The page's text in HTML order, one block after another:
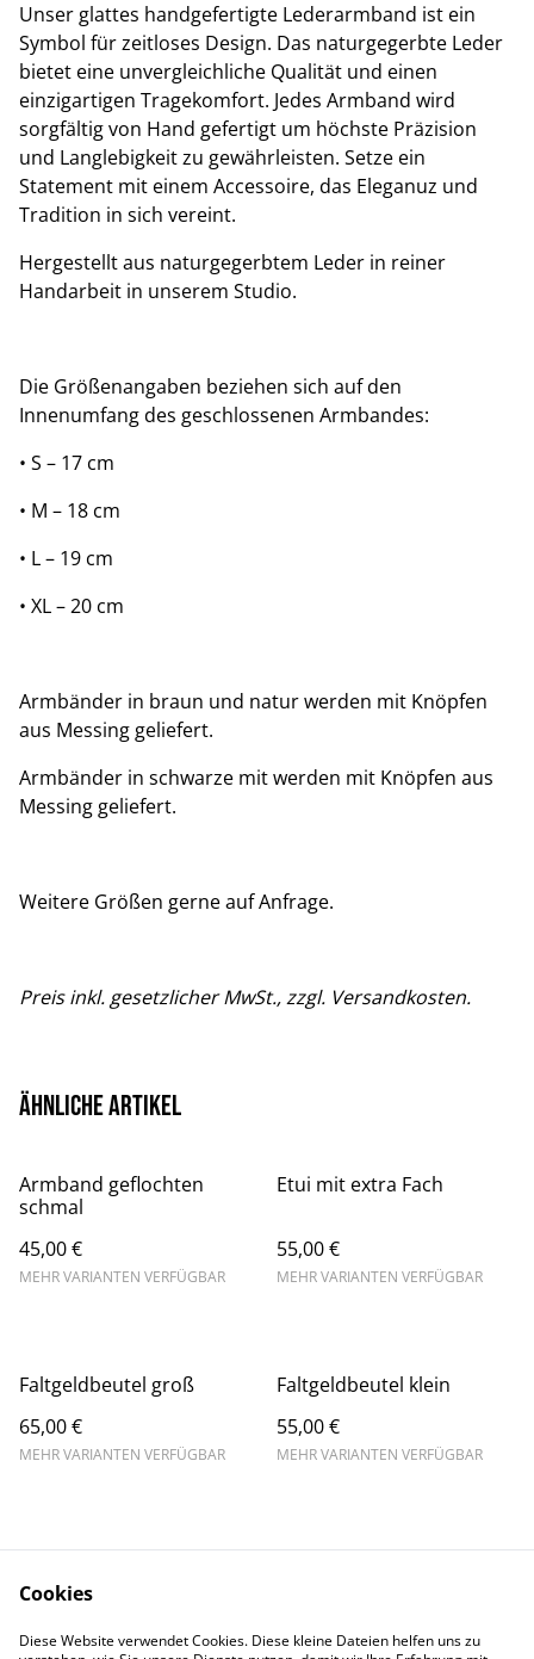
Unser glattes handgefertigte Lederarmband ist ein
Symbol für zeitloses Design. Das naturgegerbte Leder
bietet eine unvergleichliche Qualität und einen
einzigartigen Tragekomfort. Jedes Armband wird
sorgfältig von Hand gefertigt um höchste Präzision
und Langlebigkeit zu gewährleisten. Setze ein
Statement mit einem Accessoire, das Eleganuz und
Tradition in sich vereint.
Hergestellt aus naturgegerbtem Leder in reiner
Handarbeit in unserem Studio.
Die Größenangaben beziehen sich auf den
Innenumfang des geschlossenen Armbandes:
• S – 17 cm
• M – 18 cm
• L – 19 cm
• XL – 20 cm
Armbänder in braun und natur werden mit Knöpfen
aus Messing geliefert.
Armbänder in schwarze mit werden mit Knöpfen aus
Messing geliefert.
Weitere Größen gerne auf Anfrage.
Preis inkl. gesetzlicher MwSt., zzgl. Versandkosten.
Ähnliche Artikel
Armband geflochten
schmal
45,00 €
MEHR VARIANTEN VERFÜGBAR
Etui mit extra Fach
55,00 €
MEHR VARIANTEN VERFÜGBAR
Faltgeldbeutel groß
65,00 €
MEHR VARIANTEN VERFÜGBAR
Faltgeldbeutel klein
55,00 €
MEHR VARIANTEN VERFÜGBAR
Datenschutz
Impressum
Cookies
Diese Website verwendet Cookies. Diese kleine Dateien helfen uns zu